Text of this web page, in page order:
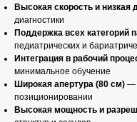
Высокая скорость и низкая
диагностики
Поддержка всех категорий
педиатрических и
Интеграция в рабочий
минимальное обучение
Широкая апертура (80 см) —
позиционировании
Высокая мощность и